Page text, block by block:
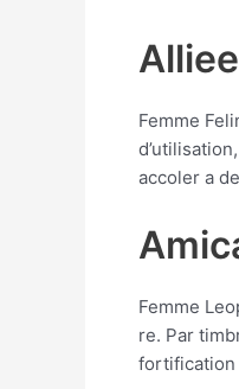
Femme
accoler a
Femme
re. Par
fortification